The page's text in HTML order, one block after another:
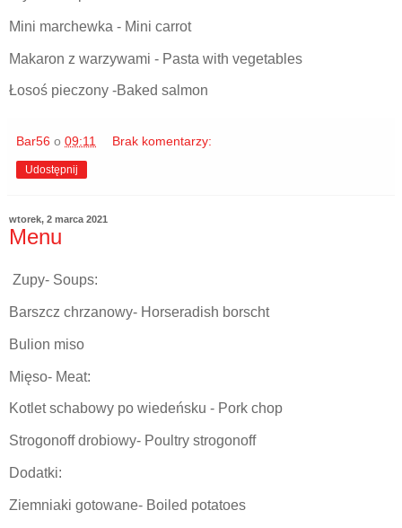
Mini marchewka - Mini carrot
Makaron z warzywami - Pasta with vegetables
Łosoś pieczony -Baked salmon
Bar56 o 09:11 Brak komentarzy:
Udostępnij
wtorek, 2 marca 2021
Menu
Zupy- Soups:
Barszcz chrzanowy- Horseradish borscht
Bulion miso
Mięso- Meat:
Kotlet schabowy po wiedeńsku - Pork chop
Strogonoff drobiowy- Poultry strogonoff
Dodatki:
Ziemniaki gotowane- Boiled potatoes